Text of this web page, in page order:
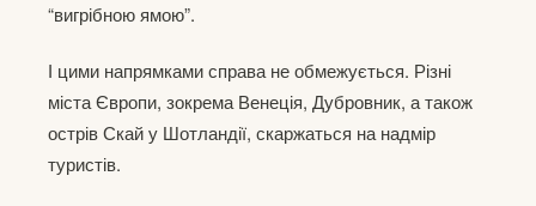
“вигрібною ямою”.
І цими напрямками справа не обмежується. Різні
міста Європи, зокрема Венеція, Дубровник, а також
острів Скай у Шотландії, скаржаться на надмір
туристів.